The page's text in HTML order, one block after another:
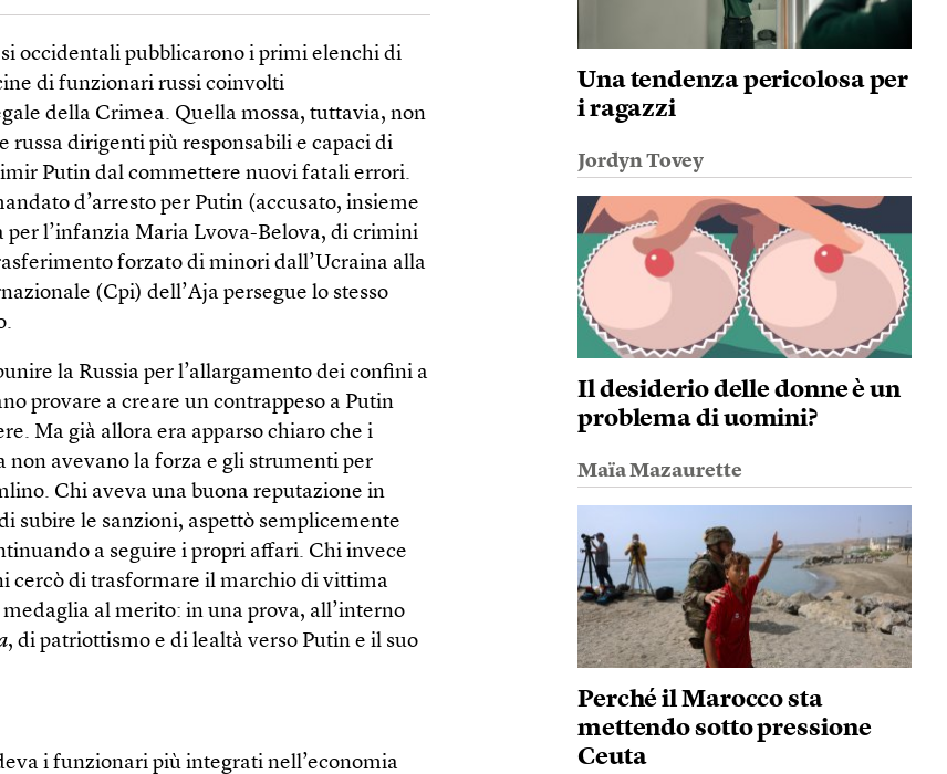
occidentali pubblicarono i primi elenchi di
di funzionari russi coinvolti
della Crimea. Quella mossa, tuttavia, non
russa dirigenti più responsabili e capaci di
Putin dal commettere nuovi fatali errori.
d’arresto per Putin (accusato, insieme
per l’infanzia Maria Lvova-Belova, di crimini
forzato di minori dall’Ucraina alla
(Cpi) dell’Aja persegue lo stesso
la Russia per l’allargamento dei confini a
provare a creare un contrappeso a Putin
Ma già allora era apparso chiaro che i
non avevano la forza e gli strumenti per
Chi aveva una buona reputazione in
subire le sanzioni, aspettò semplicemente
a seguire i propri affari. Chi invece
cercò di trasformare il marchio di vittima
al merito: in una prova, all’interno
, di patriottismo e di lealtà verso Putin e il suo
i funzionari più integrati nell’economia
Una tendenza pericolosa per
i ragazzi
Jordyn Tovey
Il desiderio delle donne è un
problema di uomini?
Maïa Mazaurette
Perché il Marocco sta
mettendo sotto pressione
Ceuta